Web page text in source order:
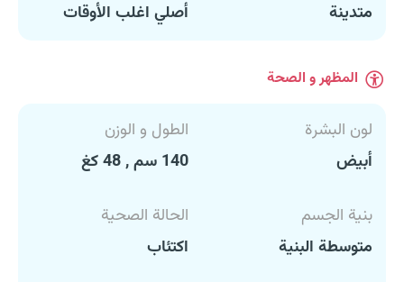
متدينة
أصلي اغلب الأوقات
المظهر و الصحة
لون البشرة
أبيض
الطول و الوزن
140 سم , 48 كغ
بنية الجسم
متوسطة البنية
الحالة الصحية
اكتئاب